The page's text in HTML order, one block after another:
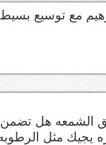
مع توسيع
الشمعه هل تضمن
يجيك مثل